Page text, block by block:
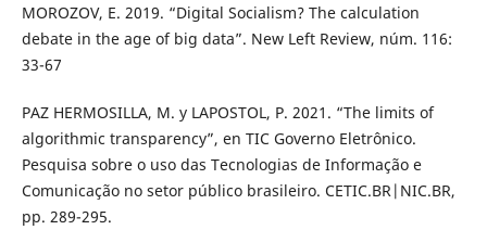
MOROZOV, E. 2019. “Digital Socialism? The calculation
debate in the age of big data”. New Left Review, núm. 116:
33-67
PAZ HERMOSILLA, M. y LAPOSTOL, P. 2021. “The limits of
algorithmic transparency”, en TIC Governo Eletrônico.
Pesquisa sobre o uso das Tecnologias de Informação e
Comunicação no setor público brasileiro. CETIC.BR|NIC.BR,
pp. 289-295.